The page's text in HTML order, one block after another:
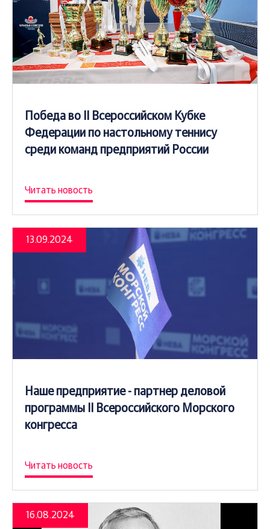
Победа во II Всероссийском Кубке
Федерации по настольному теннису
среди команд предприятий России
Читать новость
13.09.2024
Наше предприятие - партнер деловой
программы II Всероссийского Морского
конгресса
Читать новость
16.08.2024